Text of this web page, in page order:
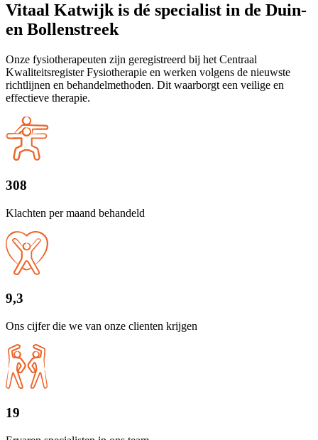
Vitaal Katwijk is dé specialist in de Duin-
en Bollenstreek
Onze fysiotherapeuten zijn geregistreerd bij het Centraal
Kwaliteitsregister Fysiotherapie en werken volgens de nieuwste
richtlijnen en behandelmethoden. Dit waarborgt een veilige en
effectieve therapie.
308
Klachten per maand behandeld
9,3
Ons cijfer die we van onze clienten krijgen
19